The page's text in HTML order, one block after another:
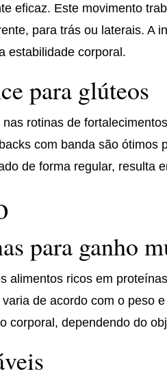
eficaz. Este movimento
para trás ou laterais. A
estabilidade corporal.
para glúteos
rotinas de
com banda são ótimos
de forma regular, resulta
para ganho
alimentos ricos em
de acordo com o peso
corporal, dependendo do